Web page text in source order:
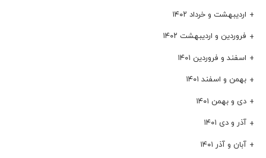
اردیبهشت و خرداد ۱۴۰۲
فروردین و اردیبهشت ۱۴۰۲
اسفند و فروردین ۱۴۰۱
بهمن و اسفند ۱۴۰۱
دی و بهمن ۱۴۰۱
آذر و دی ۱۴۰۱
آبان و آذر ۱۴۰۱